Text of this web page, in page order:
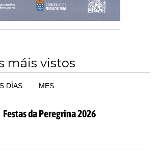
máis vistos
DÍAS MES
Festas da Peregrina 2026